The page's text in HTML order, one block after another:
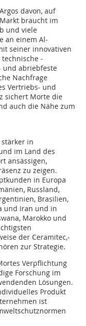
davon, auf
braucht im
und viele
an einem Al­
seiner innovativen
technische
und abriebfeste
Nachfrage
Vertriebs- und
sichert Morte die
auch die Nähe zum
in
im Land des
ansässigen,
zu zeigen.
in Europa
Russ­land,
­Brasilien,
und Iran und in
Marokko und
der Ceramitec,­
zur Strategie.
Verpflichtung
Forschung im
Lösungen.
Produkt
ist